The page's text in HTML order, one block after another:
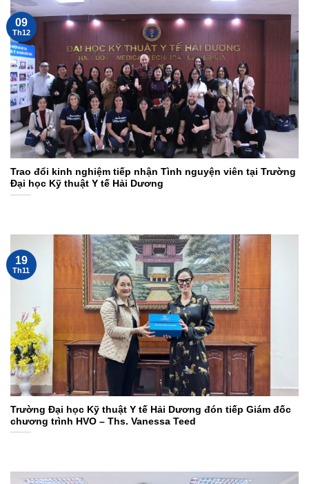
Trao đổi kinh nghiệm tiếp nhận Tình nguyện viên tại Trường
Đại học Kỹ thuật Y tế Hải Dương
09
Th12
Trường Đại học Kỹ thuật Y tế Hải Dương đón tiếp Giám đốc
chương trình HVO – Ths. Vanessa Teed
19
Th11